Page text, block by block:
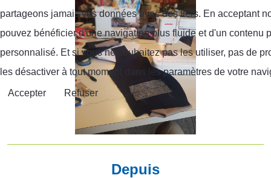
Depuis
partageons jamais vos données avec des tiers. En acceptant
pouvez bénéficier d'une navigation plus fluide et d'un contenu
personnalisé. Et si vous ne souhaitez pas les utiliser, pas de
les désactiver à tout moment dans les paramètres de votre
Accepter Refuser